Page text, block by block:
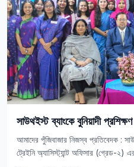
সাউথইস্ট ব্যাংকে বুনিয়াদী
আমাদের পুঁজিবাজার নিজস্ব প্রতিবেদক :
ট্রেইনি অ্যাসিস্ট্যান্ট অফিসার (গ্রেড-২)